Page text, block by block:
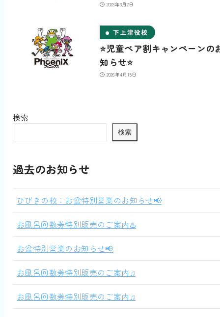
2023年3月2日
下上津役校
⭐️児童ペア割キャンペーンの
知らせ⭐️
2026年4月15日
検索
検索
過去のお知らせ
ひびきの校：お盆特別営業のお知らせ📢
お風呂回数券特別販売のご案内♨️
お盆特別営業のお知らせ📢
お風呂回数券特別販売のご案内♫
お風呂回数券特別販売のご案内♫